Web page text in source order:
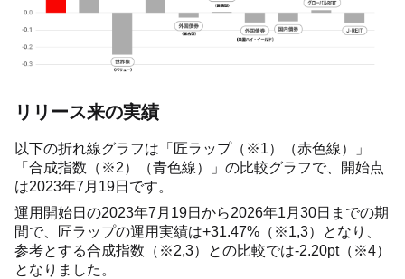
リリース来の実績
以下の折れ線グラフは「匠ラップ（※1）（赤色線）」
「合成指数（※2）（青色線）」の比較グラフで、開始点
は2023年7月19日です。
運用開始日の2023年7月19日から2026年1月30日までの期
間で、匠ラップの運用実績は+31.47%（※1,3）となり、
参考とする合成指数（※2,3）との比較では-2.20pt（※4）
となりました。